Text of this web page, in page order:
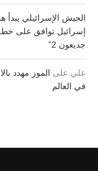
الجيش الإسرائيلي
إسرائيل توافق على
جديعون 2”
علي على الموز مهدد
في العالم